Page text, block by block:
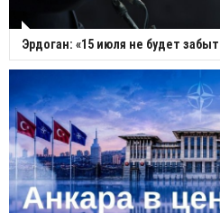
Эрдоган: «15 июля не будет